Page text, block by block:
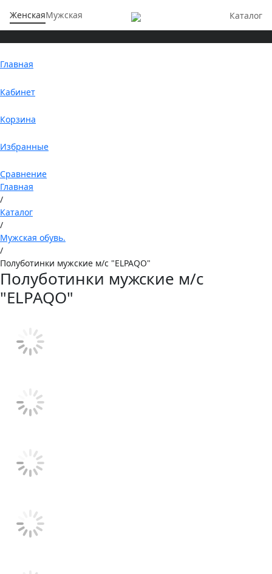
ЖенскаяМужская Каталог
Главная
Кабинет
Корзина
Избранные
Сравнение
Главная
/
Каталог
/
Мужская обувь.
/
Полуботинки мужские м/с "ELPAQO"
Полуботинки мужские м/с
"ELPAQO"